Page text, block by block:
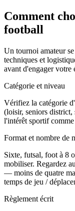
Comment
football
Un tournoi amateur
techniques et
avant d'engager
Catégorie et niveau
Vérifiez la catégorie
(loisir, seniors
l'intérêt sportif
Format et nombre de
Sixte, futsal, foot à 8
mobiliser. Regardez
— moins de quatre
temps de jeu /
Règlement écrit